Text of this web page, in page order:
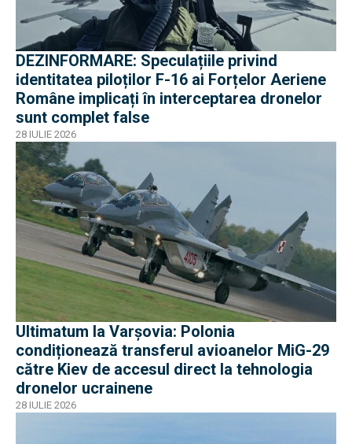
DEZINFORMARE: Speculațiile privind
identitatea piloților F-16 ai Forțelor Aeriene
Române implicați în interceptarea dronelor
sunt complet false
28 IULIE 2026
Ultimatum la Varșovia: Polonia
condiționează transferul avioanelor MiG-29
către Kiev de accesul direct la tehnologia
dronelor ucrainene
28 IULIE 2026